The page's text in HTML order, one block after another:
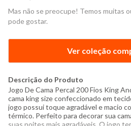
Mas não se preocupe! Temos muitas
pode gostar.
Ver coleção
Descrição do Produto
Jogo De Cama Percal 200 Fios King
cama king size confeccionado em
jogo possui toque agradável e macio
térmico. Perfeito para decorar sua
suas noites mais agradáveis. O jogo